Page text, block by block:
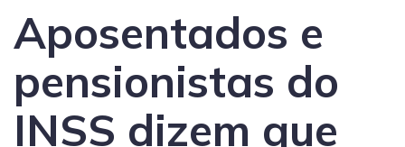
Aposentados e
pensionistas do
INSS dizem que